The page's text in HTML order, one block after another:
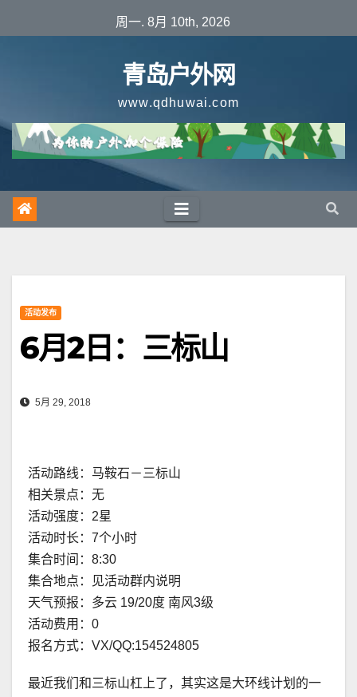
至
周一. 8月 10th, 2026
青岛户外网
www.qdhuwai.com
活动发布
6月2日：三标山
5月 29, 2018
活动路线：马鞍石－三标山
相关景点：无
活动强度：2星
活动时长：7个小时
集合时间：8:30
集合地点：见活动群内说明
天气预报：多云 19/20度 南风3级
活动费用：0
报名方式：VX/QQ:154524805
最近我们和三标山杠上了，其实这是大环线计划的一